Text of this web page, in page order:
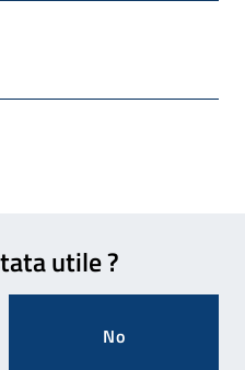
Sito esterno - Apertura in
in nuova finestra
il programma di posta
scelta meno
utile ?
No